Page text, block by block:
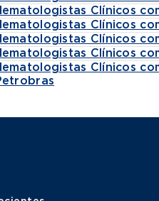
Clínicos
Clínicos
Clínicos
Clínicos
Clínicos